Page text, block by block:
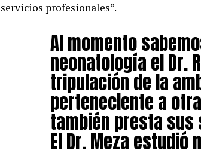
servicios profesionales”.
Al momento
neonatología el Dr.
tripulación de la
perteneciente a
también presta
El Dr. Meza estudió